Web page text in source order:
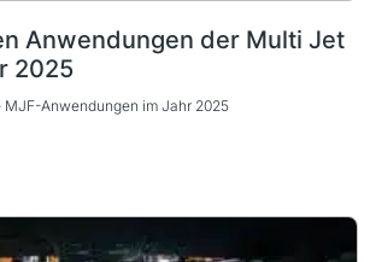
Anwendungen der Multi Jet
2025
Anwendungen im Jahr 2025